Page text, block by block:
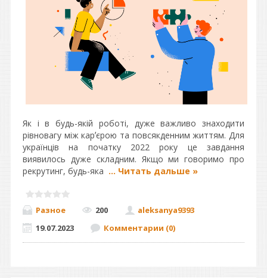
Як і в будь-якій роботі, дуже важливо знаходити
рівновагу між карʼєрою та повсякденним життям. Для
українців на початку 2022 року це завдання
виявилось дуже складним. Якщо ми говоримо про
рекрутинг, будь-яка ... Читать дальше »
Разное 200
aleksanya9393
19.07.2023
Комментарии (0)